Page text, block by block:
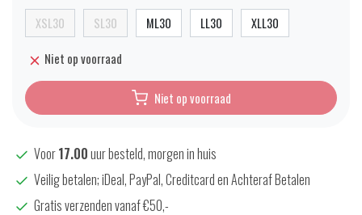
XSL30 SL30 ML30 LL30 XLL30
Niet op voorraad
Niet op voorraad
Voor17.00uur besteld, morgen in huis
Veilig betalen; iDeal, PayPal, Creditcard en Achteraf Betalen
Gratis verzenden vanaf €50,-